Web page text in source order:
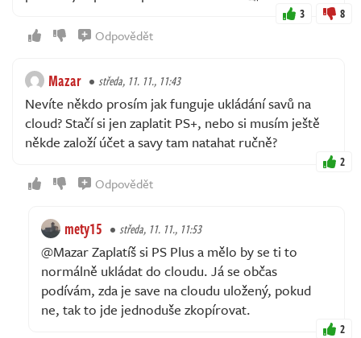
3 8
Odpovědět
Mazar středa, 11. 11., 11:43
Nevíte někdo prosím jak funguje ukládání savů na
cloud? Stačí si jen zaplatit PS+, nebo si musím ještě
někde založí účet a savy tam natahat ručně?
2
Odpovědět
mety15 středa, 11. 11., 11:53
@Mazar Zaplatíš si PS Plus a mělo by se ti to
normálně ukládat do cloudu. Já se občas
podívám, zda je save na cloudu uložený, pokud
ne, tak to jde jednoduše zkopírovat.
2